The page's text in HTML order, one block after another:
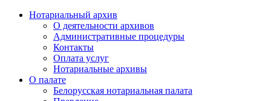
Нотариальный архив
О деятельности архивов
Административные процедуры
Контакты
Оплата услуг
Нотариальные архивы
О палате
Белорусская нотариальная палата